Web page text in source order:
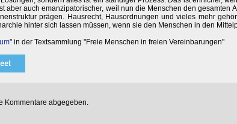
aber auch emanzipatorischer, weil nun die Menschen den gesamten
prägen. Hausrecht, Hausordnungen und vieles mehr
hinter sich lassen müssen, wenn sie den Menschen in den
" in der Textsammlung "Freie Menschen in freien Vereinbarungen"
Kommentare abgegeben.